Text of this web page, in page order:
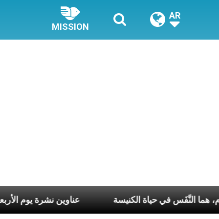
MISSION
AR
عناوين نشرة يوم وكلّ يوم، هما النَّفَس في حياة الكنيسة